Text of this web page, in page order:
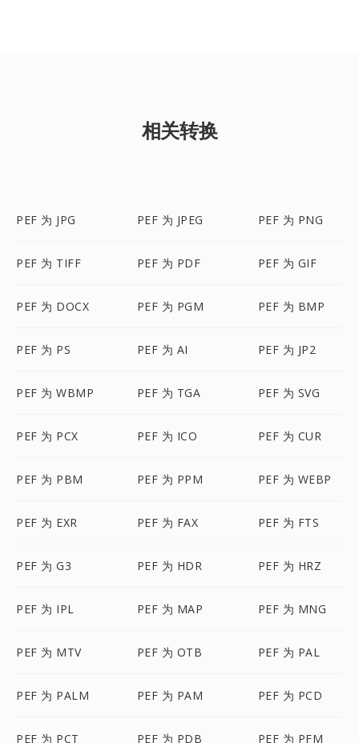
相关转换
PEF 为 JPG PEF 为 JPEG PEF 为 PNG
PEF 为 TIFF PEF 为 PDF PEF 为 GIF
PEF 为 DOCX PEF 为 PGM PEF 为 BMP
PEF 为 PS PEF 为 AI PEF 为 JP2
PEF 为 WBMP PEF 为 TGA PEF 为 SVG
PEF 为 PCX PEF 为 ICO PEF 为 CUR
PEF 为 PBM PEF 为 PPM PEF 为 WEBP
PEF 为 EXR PEF 为 FAX PEF 为 FTS
PEF 为 G3 PEF 为 HDR PEF 为 HRZ
PEF 为 IPL PEF 为 MAP PEF 为 MNG
PEF 为 MTV PEF 为 OTB PEF 为 PAL
PEF 为 PALM PEF 为 PAM PEF 为 PCD
PEF 为 PCT PEF 为 PDB PEF 为 PFM